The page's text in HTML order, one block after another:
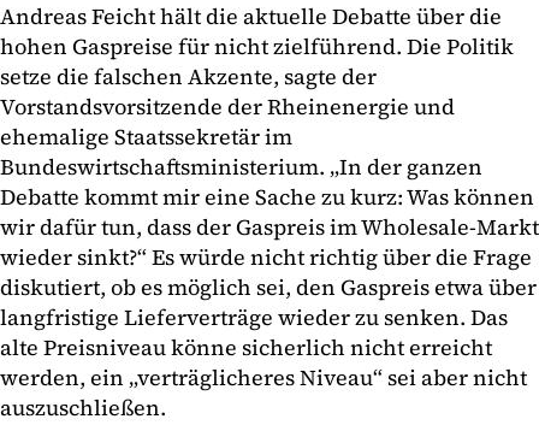
Andreas Feicht hält die aktuelle Debatte über die
hohen Gaspreise für nicht zielführend. Die Politik
setze die falschen Akzente, sagte der
Vorstandsvorsitzende der Rheinenergie und
ehemalige Staatssekretär im
Bundeswirtschaftsministerium. „In der ganzen
Debatte kommt mir eine Sache zu kurz: Was können
wir dafür tun, dass der Gaspreis im Wholesale-Markt
wieder sinkt?“ Es würde nicht richtig über die Frage
diskutiert, ob es möglich sei, den Gaspreis etwa über
langfristige Lieferverträge wieder zu senken. Das
alte Preisniveau könne sicherlich nicht erreicht
werden, ein „verträglicheres Niveau“ sei aber nicht
auszuschließen.